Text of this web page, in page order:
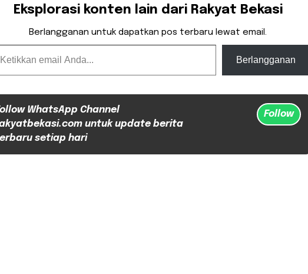
Eksplorasi konten lain dari Rakyat Bekasi
Berlangganan untuk dapatkan pos terbaru lewat email.
Anda...
Berlangganan
WhatsApp Channel
untuk update berita
setiap hari
Follow